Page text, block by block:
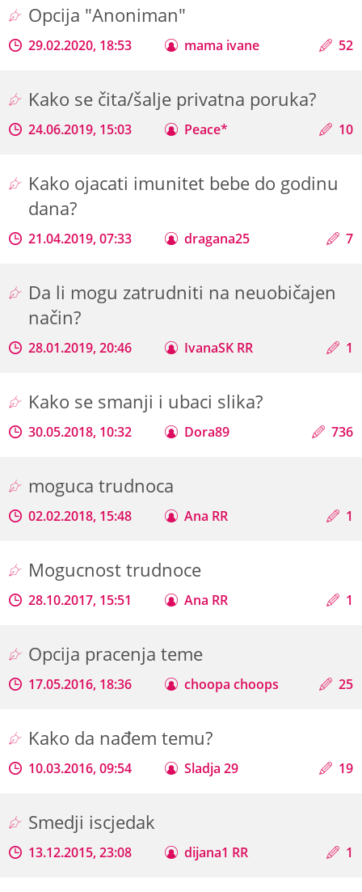
Opcija "Anoniman"
29.02.2020, 18:53 mama ivane 52
Kako se čita/šalje privatna poruka?
24.06.2019, 15:03 Peace* 10
Kako ojacati imunitet bebe do godinu
dana?
21.04.2019, 07:33 dragana25 7
Da li mogu zatrudniti na neuobičajen
način?
28.01.2019, 20:46 IvanaSK RR 1
Kako se smanji i ubaci slika?
30.05.2018, 10:32 Dora89 736
moguca trudnoca
02.02.2018, 15:48 Ana RR 1
Mogucnost trudnoce
28.10.2017, 15:51 Ana RR 1
Opcija pracenja teme
17.05.2016, 18:36 choopa choops 25
Kako da nađem temu?
10.03.2016, 09:54 Sladja 29 19
Smedji iscjedak
13.12.2015, 23:08 dijana1 RR 1